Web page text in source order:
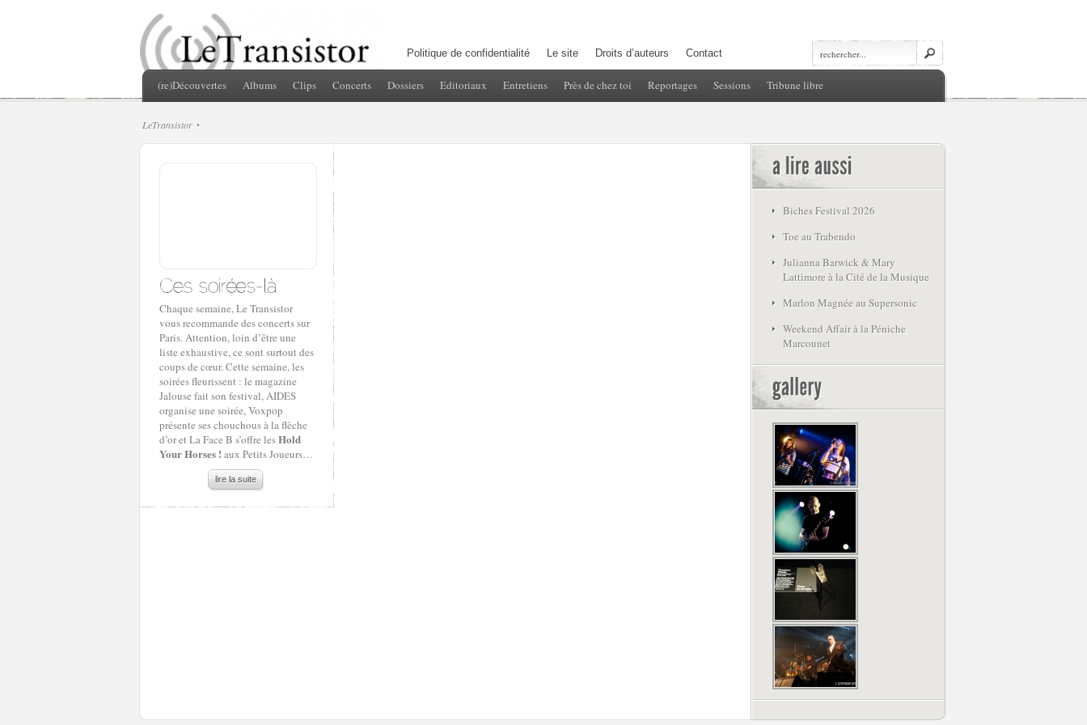
Politique de confidentialité Le site Droits d’auteurs Contact
(re)Découvertes Albums Clips Concerts Dossiers Editoriaux Entretiens Près de chez toi Reportages Sessions Tribune libre
LeTransistor
Chaque semaine, Le Transistor
vous recommande des concerts sur
Paris. Attention, loin d’être une
liste exhaustive, ce sont surtout des
coups de cœur. Cette semaine, les
soirées fleurissent : le magazine
Jalouse fait son festival, AIDES
organise une soirée, Voxpop
présente ses chouchous à la flèche
d’or et La Face B s’offre lesHold
Your Horses !aux Petits Joueurs…
lire la suite
Biches Festival 2026
Toe au Trabendo
Julianna Barwick & Mary
Lattimore à la Cité de la Musique
Marlon Magnée au Supersonic
Weekend Affair à la Péniche
Marcounet